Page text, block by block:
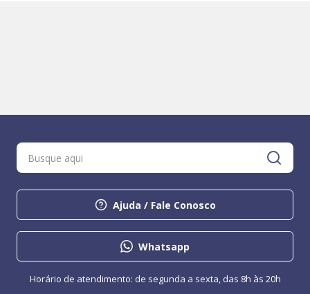
Ajuda / Fale Conosco
Whatsapp
Horário de atendimento: de segunda a sexta, das 8h às 20h